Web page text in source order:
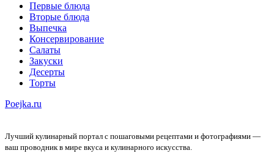
Первые блюда
Вторые блюда
Выпечка
Консервирование
Салаты
Закуски
Десерты
Торты
Poejka.ru
Лучший кулинарный портал с пошаговыми рецептами и фотографиями —
ваш проводник в мире вкуса и кулинарного искусства.